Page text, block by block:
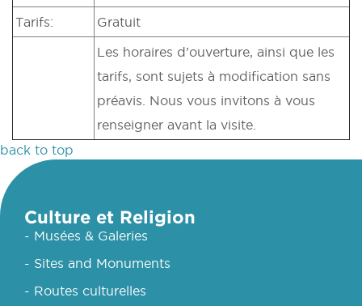
Tarifs: Gratuit
Les horaires d’ouverture, ainsi que les
tarifs, sont sujets à modification sans
préavis. Nous vous invitons à vous
renseigner avant la visite.
back to top
Culture et Religion
- Musées & Galeries
- Sites and Monuments
- Routes culturelles